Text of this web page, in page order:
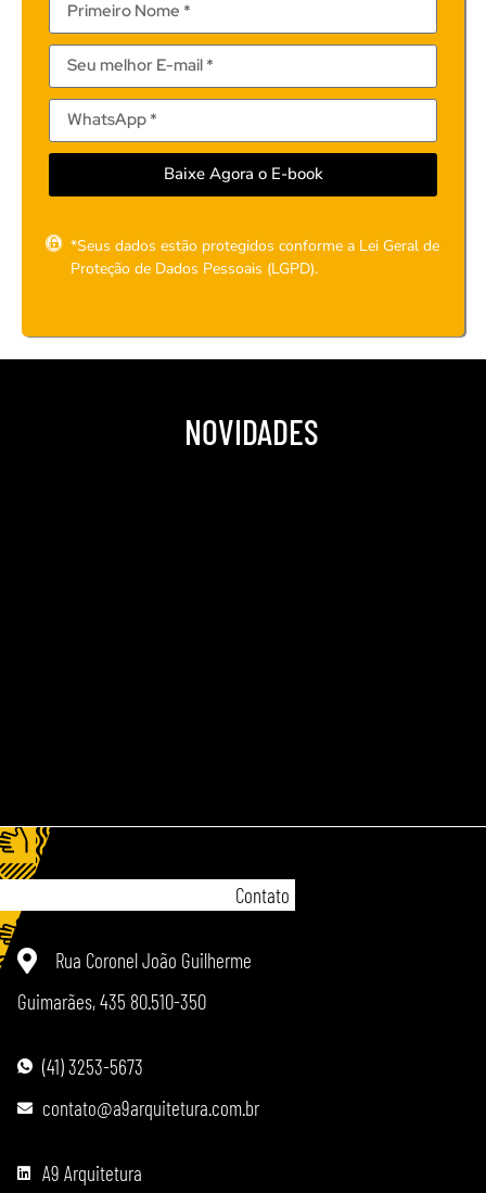
Baixe Agora o E-book
*Seus dados estão protegidos conforme a Lei Geral de
Proteção de Dados Pessoais (LGPD).
NOVIDADES
Contato
Rua Coronel João Guilherme
Guimarães, 435 80.510-350
(41) 3253-5673
contato@a9arquitetura.com.br
A9 Arquitetura